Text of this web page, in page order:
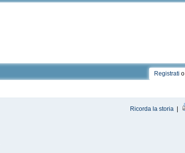
Registrati o
Ricorda la storia |